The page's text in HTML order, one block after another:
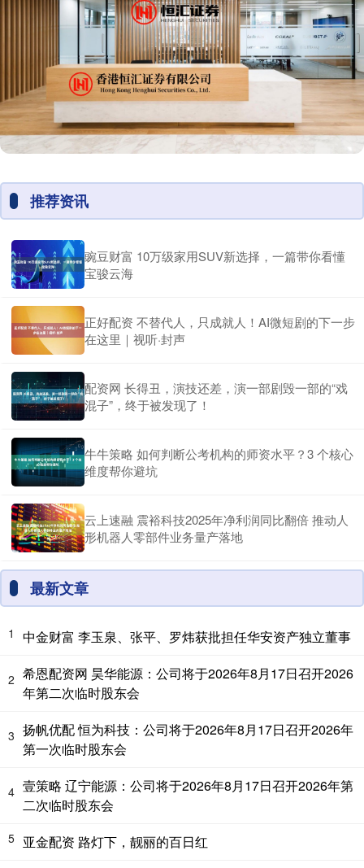
推荐资讯
豌豆财富 10万级家用SUV新选择，一篇带你看懂
宝骏云海
正好配资 不替代人，只成就人！AI微短剧的下一步
在这里｜视听·封声
配资网 长得丑，演技还差，演一部剧毁一部的“戏
混子”，终于被发现了！
牛牛策略 如何判断公考机构的师资水平？3 个核心
维度帮你避坑
云上速融 震裕科技2025年净利润同比翻倍 推动人
形机器人零部件业务量产落地
最新文章
1 中金财富 李玉泉、张平、罗炜获批担任华安资产独立董事
2 希恩配资网 昊华能源：公司将于2026年8月17日召开2026
年第二次临时股东会
3 扬帆优配 恒为科技：公司将于2026年8月17日召开2026年
第一次临时股东会
4 壹策略 辽宁能源：公司将于2026年8月17日召开2026年第
二次临时股东会
5 亚金配资 路灯下，靓丽的百日红